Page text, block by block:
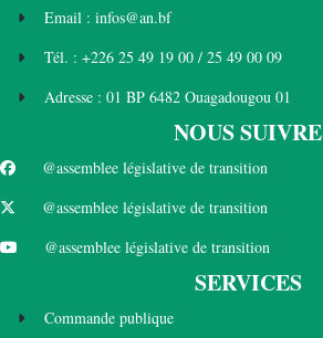
Email : infos@an.bf
Tél. : +226 25 49 19 00 / 25 49 00 09
Adresse : 01 BP 6482 Ouagadougou 01
NOUS SUIVRE
@assemblee législative de transition
@assemblee législative de transition
@assemblee législative de transition
SERVICES
Commande publique